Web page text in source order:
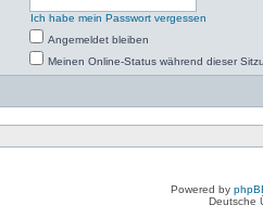
Ich habe mein Passwort vergessen
Angemeldet bleiben
Meinen Online-Status während dieser
Powered by
Deutsche